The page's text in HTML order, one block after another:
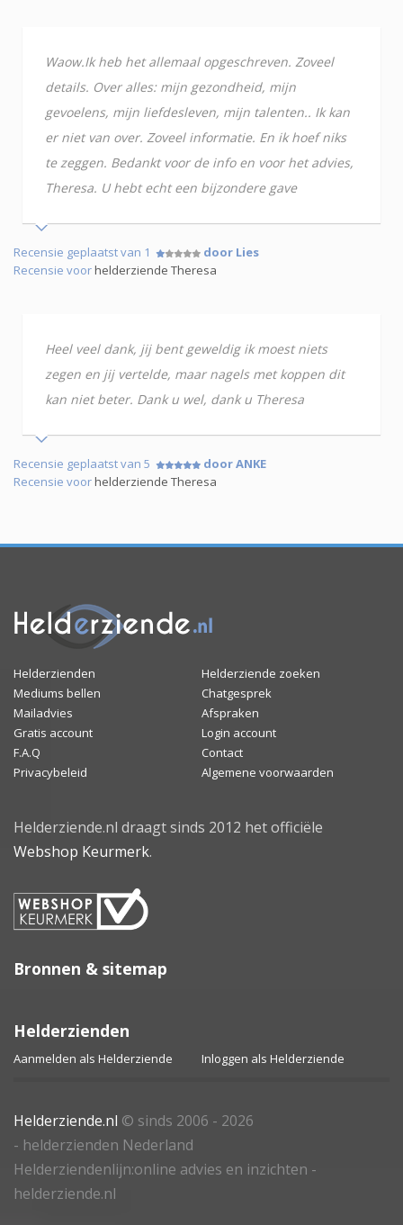
Waow.Ik heb het allemaal opgeschreven. Zoveel
details. Over alles: mijn gezondheid, mijn
gevoelens, mijn liefdesleven, mijn talenten.. Ik kan
er niet van over. Zoveel informatie. En ik hoef niks
te zeggen. Bedankt voor de info en voor het advies,
Theresa. U hebt echt een bijzondere gave
Recensie geplaatst van 1
door Lies
Recensie voorhelderziende Theresa
Heel veel dank, jij bent geweldig ik moest niets
zegen en jij vertelde, maar nagels met koppen dit
kan niet beter. Dank u wel, dank u Theresa
Recensie geplaatst van 5
door ANKE
Recensie voorhelderziende Theresa
Helderzienden
Helderziende zoeken
Mediums bellen
Chatgesprek
Mailadvies
Afspraken
Gratis account
Login account
F.A.Q
Contact
Privacybeleid
Algemene voorwaarden
Helderziende.nl draagt sinds 2012 het officiële
Webshop Keurmerk.
Bronnen & sitemap
Helderzienden
Aanmelden als Helderziende Inloggen als Helderziende
Helderziende.nl © sinds 2006 - 2026
- helderzienden Nederland
Helderziendenlijn:online advies en inzichten -
helderziende.nl